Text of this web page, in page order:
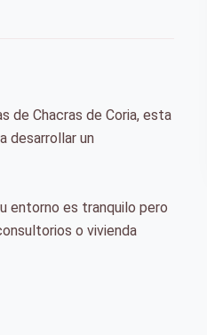
de Chacras de Coria, esta
desarrollar un
entorno es tranquilo pero
o vivienda